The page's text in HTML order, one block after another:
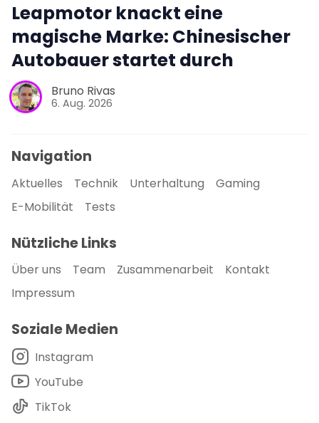
Leapmotor knackt eine
magische Marke: Chinesischer
Autobauer startet durch
Bruno Rivas
6. Aug. 2026
Navigation
Aktuelles Technik Unterhaltung
Gaming
E-Mobilität
Tests
Nützliche Links
Über uns Team Zusammenarbeit
Kontakt
Impressum
Soziale Medien
Instagram
YouTube
TikTok